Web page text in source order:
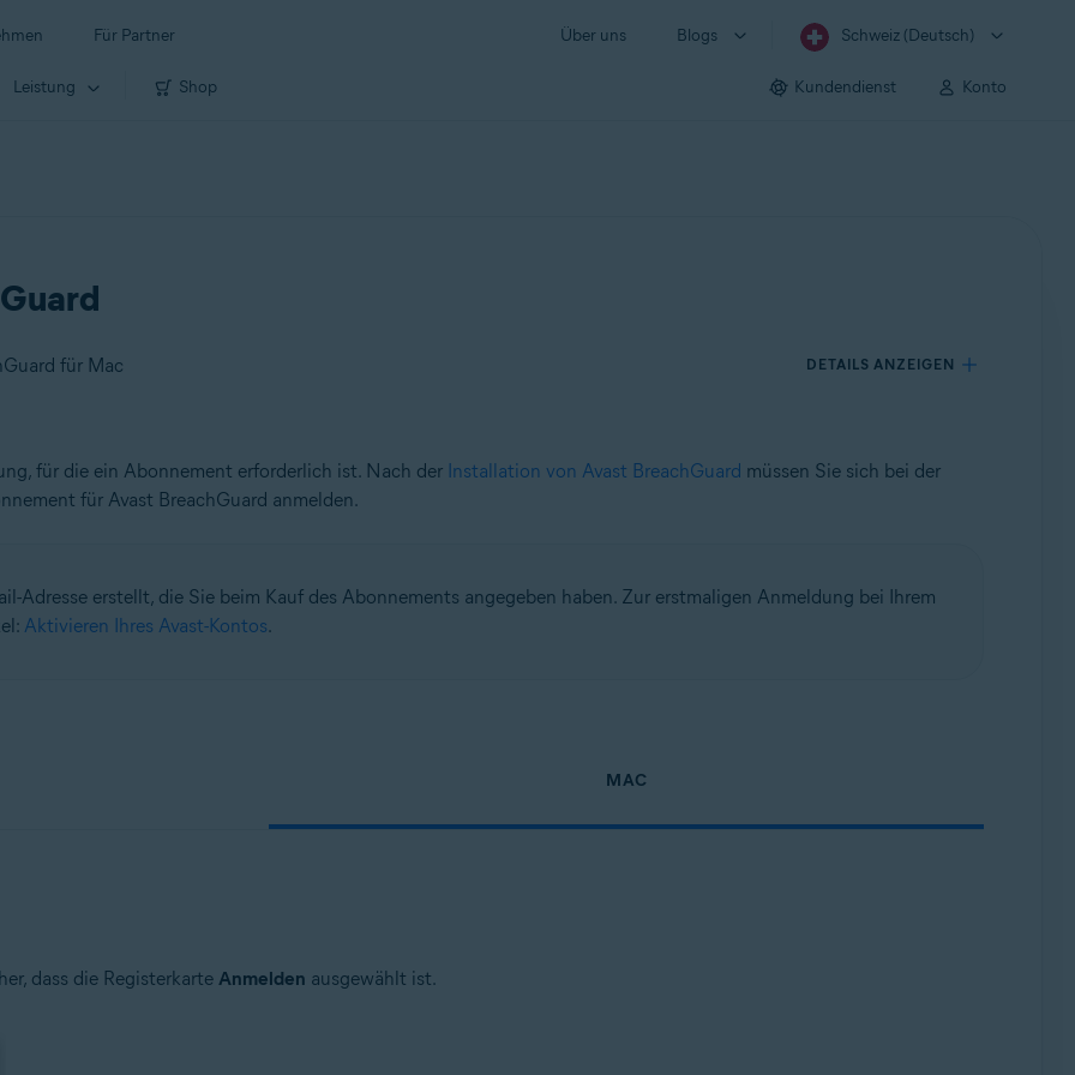
Für Partner Über uns Blogs Schweiz (Deutsch)
Leistung Shop Kundendienst Konto
für Mac DETAILS ANZEIGEN
Enterprise/Ultimate – Service Pack 1, 32-/64-Bit
für die ein Abonnement erforderlich ist. Nach der Installation von Avast BreachGuard müssen Sie sich bei der
für Avast BreachGuard anmelden.
Adresse erstellt, die Sie beim Kauf des Abonnements angegeben haben. Zur erstmaligen Anmeldung bei Ihrem
Aktivieren Ihres Avast-Kontos.
MAC
dass die Registerkarte Anmelden ausgewählt ist.